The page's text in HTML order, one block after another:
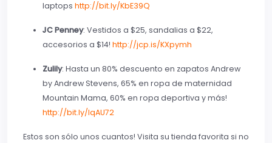
laptops http://bit.ly/KbE39Q
JC Penney: Vestidos a $25, sandalias a $22,
accesorios a $14! http://jcp.is/KXpymh
Zulily: Hasta un 80% descuento en zapatos Andrew
by Andrew Stevens, 65% en ropa de maternidad
Mountain Mama, 60% en ropa deportiva y más!
http://bit.ly/IqAU72
Estos son sólo unos cuantos! Visita su tienda favorita si no